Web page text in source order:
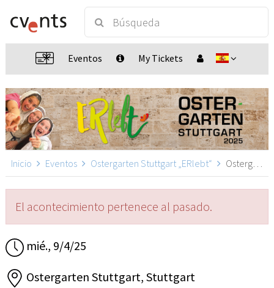
Eventos My Tickets
Inicio Eventos Ostergarten Stuttgart „ERlebt“ Ostergarten Stuttgart „ERlebt“ - 09:20 Uhr Führung, Stuttgart
El acontecimiento pertenece al pasado.
mié., 9/4/25
Ostergarten Stuttgart, Stuttgart